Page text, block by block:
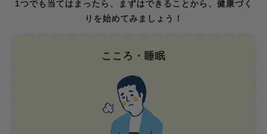
1つでも当てはまったら、まずはできることから、健康づく
りを始めてみましょう！
こころ・睡眠